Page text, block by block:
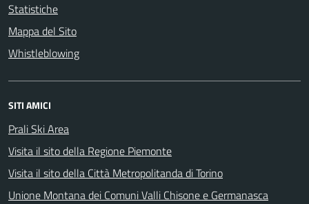
Statistiche
Mappa del Sito
Whistleblowing
SITI AMICI
Prali Ski Area
Visita il sito della Regione Piemonte
Visita il sito della Città Metropolitanda di Torino
Unione Montana dei Comuni Valli Chisone e Germanasca